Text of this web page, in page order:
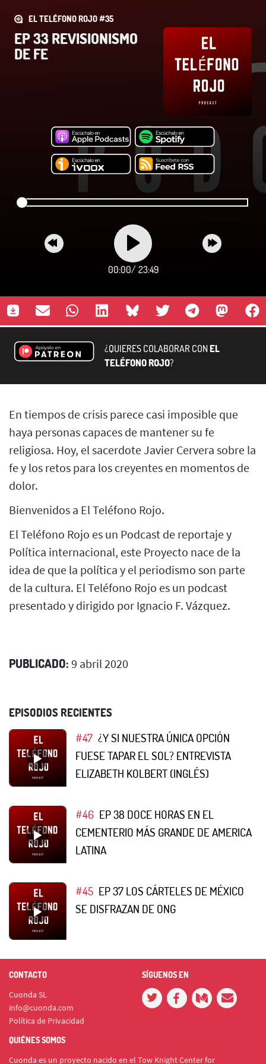
EL TELÉFONO ROJO #35
EP 33 REVISIONISMO
DE FE
00:00/ 23:49
¿QUIERES COLABORAR CONEL
TELÉFONO ROJO?
En tiempos de crisis parece casi imposible que
haya personas capaces de mantener su fe
religiosa. Hoy, el sacerdote Javier Cervera sobre la
fe y los retos para los creyentes en momentos de
dolor.
Bienvenidos a El Teléfono Rojo.
El Teléfono Rojo es un Podcast de reportaje y
Política internacional, este Proyecto nace de la
idea de que la política y el periodismo son parte
de la cultura. El Teléfono Rojo es un podcast
presentado y dirigido por Ignacio F. Vázquez.
PUBLICADO: 9 abril 2020
EPISODIOS RECIENTES
#47 ¿Y SI NUESTRA ÚNICA OPCIÓN
FUESE TAPAR EL SOL? ENTREVISTA
ELIZABETH KOLBERT (INGLÉS)
#46 EP 38 DOCE HORAS EN EL
CEMENTERIO MÁS GRANDE DE AMERICA
LATINA
#45 EP 37 LOS CÁRTELES DE MÉXICO
SE DISFRAZAN DE ONG
CONTACTO
Cuonda SL
info@cuonda.com
Política de Privacidad
SÍGUENOS EN
QUIÉNES SOMOS
Cuonda es un proyecto nacido en el Tow Knight Center for